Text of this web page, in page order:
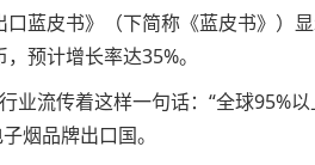
蓝皮书》（下简称《蓝皮书》）
预计增长率达35%。
业流传着这样一句话：“全球95%
烟品牌出口国。